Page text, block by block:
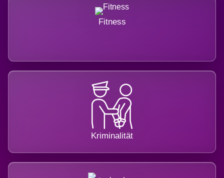
Fitness
Kriminalität